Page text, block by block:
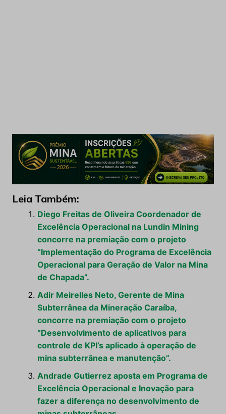
Leia Também:
Diego Freitas de Oliveira Coordenador de
Excelência Operacional na Lundin Mining
concorre na premiação com o projeto
“Implementação do Programa de Excelência
Operacional para Geração de Valor na Mina
de Chapada”.
Adir Meirelles Neto, Gerente de Mina
Subterrânea da Mineração Caraíba,
concorre na premiação com o projeto
“Desenvolvimento de aplicativos para
controle de KPI’s aplicado à operação de
mina subterrânea e manutenção”.
Andrade Gutierrez aposta em Programa de
Excelência Operacional e Inovação para
fazer a diferença no desenvolvimento de